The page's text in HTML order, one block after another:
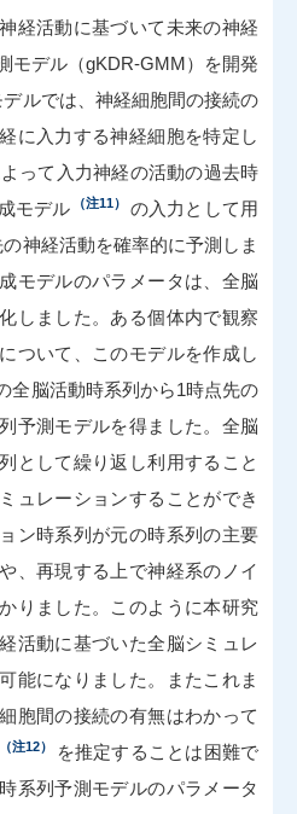
経活動に基づいて未来の神経
モデル（gKDR-GMM）を開発
ルでは、神経細胞間の接続の
に入力する神経細胞を特定し
って入力神経の活動の過去時
モデル
（注11）
の入力として用
神経活動を確率的に予測しま
モデルのパラメータは、全脳
しました。ある個体内で観察
ついて、このモデルを作成し
全脳活動時系列から1時点先の
予測モデルを得ました。全脳
として繰り返し利用すること
ュレーションすることができ
ン時系列が元の時系列の主要
、再現する上で神経系のノイ
りました。このように本研究
活動に基づいた全脳シミュレ
能になりました。またこれま
胞間の接続の有無はわかって
（注12）
を推定することは困難で
系列予測モデルのパラメータ